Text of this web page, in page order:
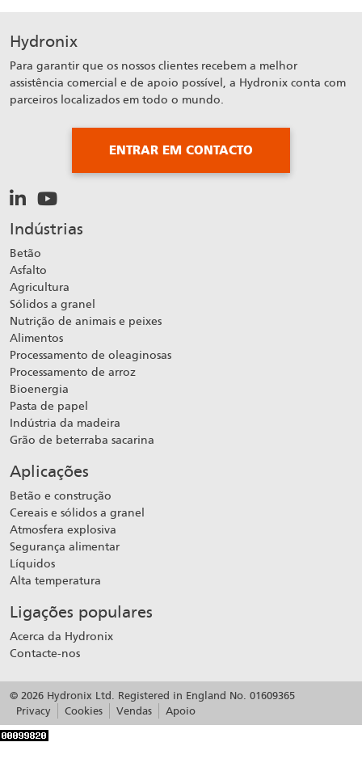
Hydronix
Para garantir que os nossos clientes recebem a melhor
assistência comercial e de apoio possível, a Hydronix conta com
parceiros localizados em todo o mundo.
ENTRAR EM CONTACTO
Indústrias
Betão
Asfalto
Agricultura
Sólidos a granel
Nutrição de animais e peixes
Alimentos
Processamento de oleaginosas
Processamento de arroz
Bioenergia
Pasta de papel
Indústria da madeira
Grão de beterraba sacarina
Aplicações
Betão e construção
Cereais e sólidos a granel
Atmosfera explosiva
Segurança alimentar
Líquidos
Alta temperatura
Ligações populares
Acerca da Hydronix
Contacte-nos
© 2026 Hydronix Ltd. Registered in England No. 01609365
Privacy
Cookies Vendas Apoio